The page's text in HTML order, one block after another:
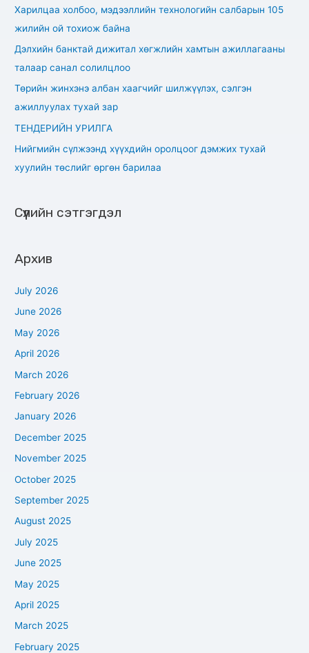
o
:
Харилцаа холбоо, мэдээллийн технологийн салбарын 105
жилийн ой тохиож байна
Дэлхийн банктай дижитал хөгжлийн хамтын ажиллагааны
талаар санал солилцлоо
Төрийн жинхэнэ албан хаагчийг шилжүүлэх, сэлгэн
ажиллуулах тухай зар
ТЕНДЕРИЙН УРИЛГА
Нийгмийн сүлжээнд хүүхдийн оролцоог дэмжих тухай
хуулийн төслийг өргөн барилаа
Сүүлийн сэтгэгдэл
Архив
July 2026
June 2026
May 2026
April 2026
March 2026
February 2026
January 2026
December 2025
November 2025
October 2025
September 2025
August 2025
July 2025
June 2025
May 2025
April 2025
March 2025
February 2025